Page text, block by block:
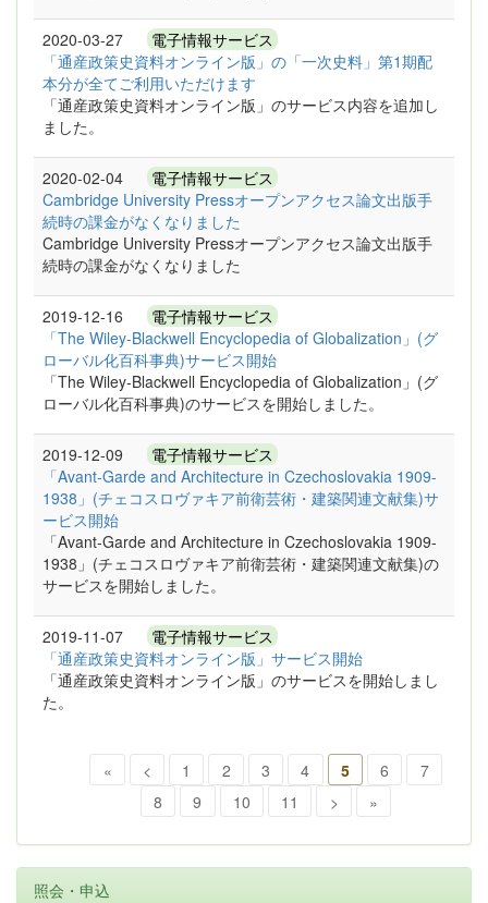
2020-03-27 電子情報サービス
「通産政策史資料オンライン版」の「一次史料」第1期配
本分が全てご利用いただけます
「通産政策史資料オンライン版」のサービス内容を追加し
ました。
2020-02-04 電子情報サービス
Cambridge University Pressオープンアクセス論文出版手
続時の課金がなくなりました
Cambridge University Pressオープンアクセス論文出版手
続時の課金がなくなりました
2019-12-16 電子情報サービス
「The Wiley-Blackwell Encyclopedia of Globalization」(グ
ローバル化百科事典)サービス開始
「The Wiley-Blackwell Encyclopedia of Globalization」(グ
ローバル化百科事典)のサービスを開始しました。
2019-12-09 電子情報サービス
「Avant-Garde and Architecture in Czechoslovakia 1909-
1938」(チェコスロヴァキア前衛芸術・建築関連文献集)サ
ービス開始
「Avant-Garde and Architecture in Czechoslovakia 1909-
1938」(チェコスロヴァキア前衛芸術・建築関連文献集)の
サービスを開始しました。
2019-11-07 電子情報サービス
「通産政策史資料オンライン版」サービス開始
「通産政策史資料オンライン版」のサービスを開始しまし
た。
« < 1 2 3 4 5 6
7
8
9 10 11 > »
照会・申込